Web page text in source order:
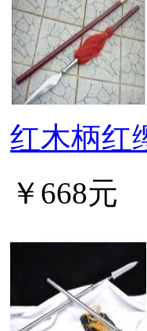
红木柄红
￥668元